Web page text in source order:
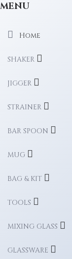
MENU
Home
SHAKER
JIGGER
STRAINER
BAR SPOON
MUG
BAG & KIT
TOOLS
MIXING GLASS
GLASSWARE